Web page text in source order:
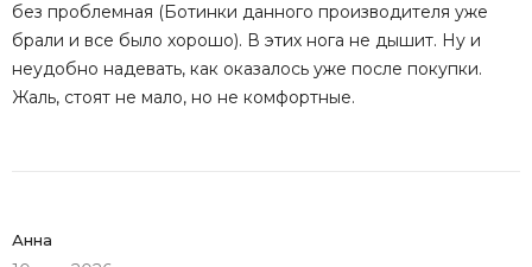
без проблемная (Ботинки данного производителя уже
брали и все было хорошо). В этих нога не дышит. Ну и
неудобно надевать, как оказалось уже после покупки.
Жаль, стоят не мало, но не комфортные.
Анна